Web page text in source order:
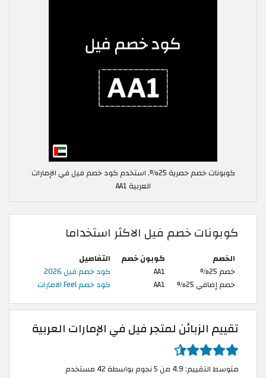
كوبونات خصم حصرية 25%, استخدم كود خصم فيل في الإمارات
العربية AA1
كوبونات خصم فيل الاكثر استخداما
الخصم كوبون خصم
التفاصيل
خصم 25%
AA1
كود خصم فيل 2026
خصم إضافي 25%
AA1 كود خصم Feel الامارات
تقييم الزبائن لمتجر فيل في الإمارات العربية
متوسط التقييم: 4.9 من 5 نجوم بواسطة 42 مستخدم